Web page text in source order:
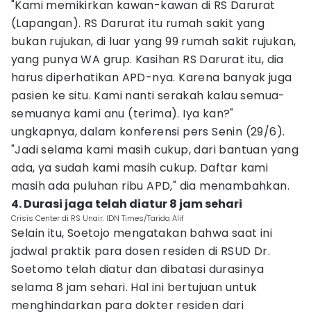
"Kami memikirkan kawan-kawan di RS Darurat
(Lapangan). RS Darurat itu rumah sakit yang
bukan rujukan, di luar yang 99 rumah sakit rujukan,
yang punya WA grup. Kasihan RS Darurat itu, dia
harus diperhatikan APD-nya. Karena banyak juga
pasien ke situ. Kami nanti serakah kalau semua-
semuanya kami anu (terima). Iya kan?"
ungkapnya, dalam konferensi pers Senin (29/6).
"Jadi selama kami masih cukup, dari bantuan yang
ada, ya sudah kami masih cukup. Daftar kami
masih ada puluhan ribu APD," dia menambahkan.
4. Durasi jaga telah diatur 8 jam sehari
Crisis Center di RS Unair. IDN Times/Tarida Alif
Selain itu, Soetojo mengatakan bahwa saat ini
jadwal praktik para dosen residen di RSUD Dr.
Soetomo telah diatur dan dibatasi durasinya
selama 8 jam sehari. Hal ini bertujuan untuk
menghindarkan para dokter residen dari